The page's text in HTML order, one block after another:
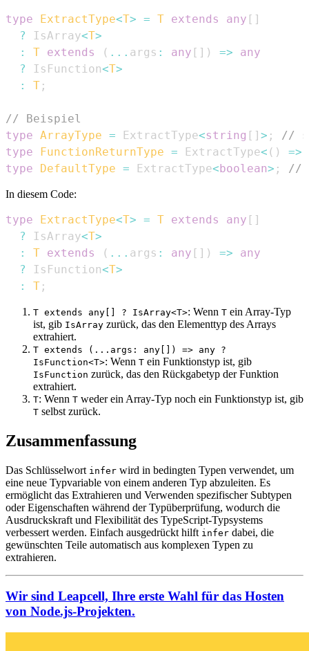
type ExtractType<T> = T extends any [ ]
?
IsArray<T>
:
T extends ( ... args : any [ ] ) =>
any
?
IsFunction<T>
:
T ;
// Beispiel
type ArrayType = ExtractType<string [ ] > ;
//
type
FunctionReturnType = ExtractType< ( )
=>
type
DefaultType = ExtractType<boolean> ; //
In diesem Code:
type ExtractType<T> = T extends any [ ]
?
IsArray<T>
:
T extends ( ... args : any [ ] ) =>
any
?
IsFunction<T>
:
T ;
T extends any[] ? IsArray<T>: Wenn T ein Array-Typ
ist, gib IsArray zurück, das den Elementtyp des Arrays
extrahiert.
T extends (...args: any[]) => any ?
IsFunction<T>: Wenn T ein Funktionstyp ist, gib
IsFunction zurück, das den Rückgabetyp der Funktion
extrahiert.
T: Wenn T weder ein Array-Typ noch ein Funktionstyp ist, gib
T selbst zurück.
Zusammenfassung
Das Schlüsselwort infer wird in bedingten Typen verwendet, um
eine neue Typvariable von einem anderen Typ abzuleiten. Es
ermöglicht das Extrahieren und Verwenden spezifischer Subtypen
oder Eigenschaften während der Typüberprüfung, wodurch die
Ausdruckskraft und Flexibilität des TypeScript-Typsystems
verbessert werden. Einfach ausgedrückt hilft infer dabei, die
gewünschten Teile automatisch aus komplexen Typen zu
extrahieren.
Wir sind Leapcell, Ihre erste Wahl für das Hosten
von Node.js-Projekten.